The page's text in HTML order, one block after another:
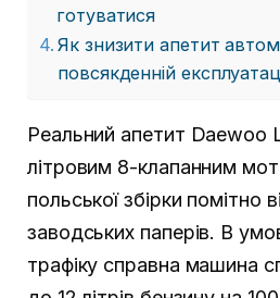
готуватися
Як знизити апетит
повсякденній
Реальний апетит Daewoo
літровим 8-клапанним
польської збірки помітно
заводських паперів. В
трафіку справна машина